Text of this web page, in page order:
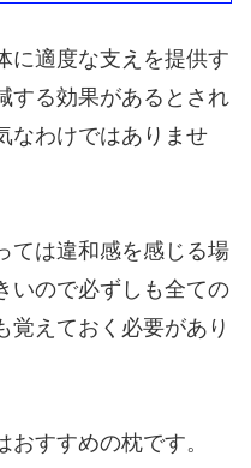
に適度な支えを提供す
する効果があるとされ
なわけではありませ
ては違和感を感じる場
いので必ずしも全ての
覚えておく必要があり
すすめの枕です。